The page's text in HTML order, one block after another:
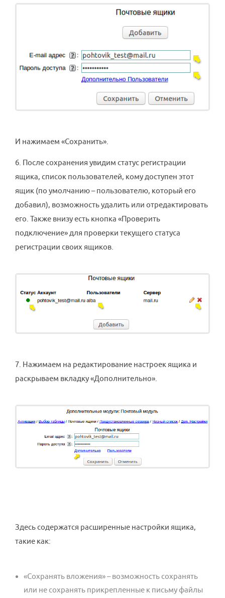
И нажимаем «Сохранить».
6. После сохранения увидим статус регистрации
ящика, список пользователей, кому доступен этот
ящик (по умолчанию – пользователю, который его
добавил), возможность удалить или отредактировать
его. Также внизу есть кнопка «Проверить
подключение» для проверки текущего статуса
регистрации своих ящиков.
7. Нажимаем на редактирование настроек ящика и
раскрываем вкладку «Дополнительно».
Здесь содержатся расширенные настройки ящика,
такие как:
«Сохранять вложения» – возможность сохранять
или не сохранять прикрепленные к письму файлы